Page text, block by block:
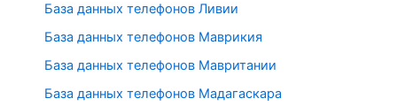
База данных телефонов Ливии
База данных телефонов Маврикия
База данных телефонов Мавритании
База данных телефонов Мадагаскара